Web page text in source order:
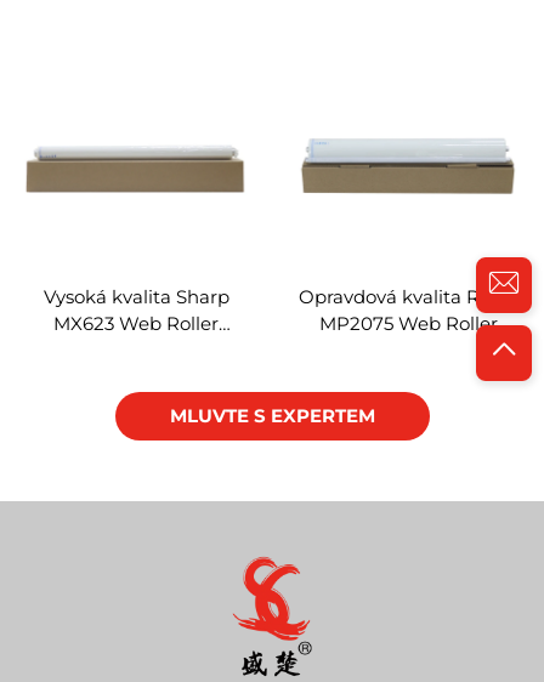
Vysoká kvalita Sharp
MX623 Web Roller
M753U Kopiérační
součásti Web Roller
Opravdová kvalita Ricoh
MP2075 Web Roller
kompatibilní pro Ricoh
MP 2075 1075 1060 2060
2090 7500 Kopiérační
součásti Web Roller
MLUVTE S EXPERTEM